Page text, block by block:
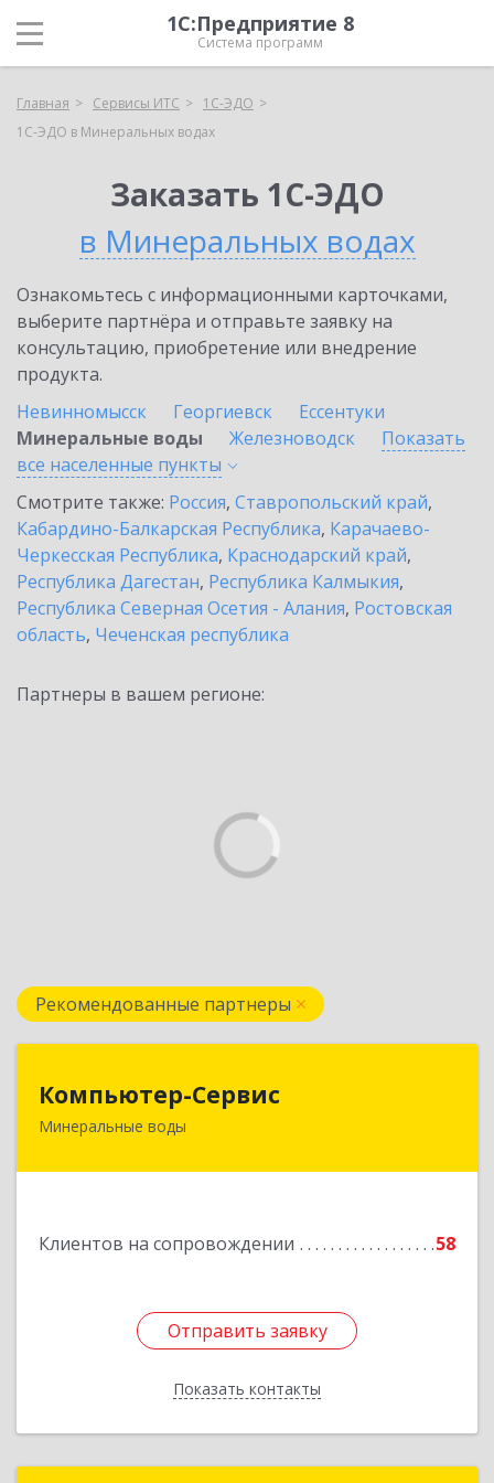
1С:Предприятие 8
Система программ
Главная Сервисы ИТС
1С-ЭДО
1С-ЭДО в Минеральных водах
Заказать 1С-ЭДО
в Минеральных водах
Ознакомьтесь с информационными карточками,
выберите партнёра и отправьте заявку на
консультацию, приобретение или внедрение
продукта.
Невинномысск
Георгиевск
Ессентуки
Минеральные воды
Железноводск
Показать
все населенные пункты
Смотрите также: Россия, Ставропольский край,
Кабардино-Балкарская Республика, Карачаево-
Черкесская Республика, Краснодарский край,
Республика Дагестан, Республика Калмыкия,
Республика Северная Осетия - Алания, Ростовская
область, Чеченская республика
Партнеры в вашем регионе:
Рекомендованные партнеры
Компьютер-Сервис
Минеральные воды
Клиентов на сопровождении 58
Отправить заявку
Показать контакты
357202, Ставропольский край, Минеральные
Отправить заявку
Назад